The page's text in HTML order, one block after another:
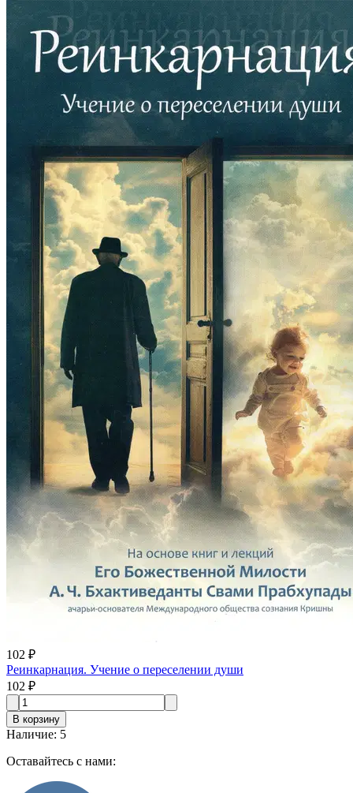
102 ₽
Реинкарнация. Учение о переселении души
102 ₽
В корзину
Наличие: 5
Оставайтесь с нами: